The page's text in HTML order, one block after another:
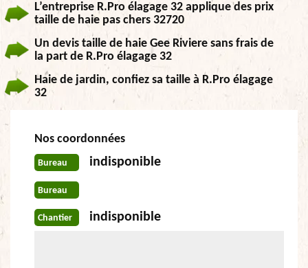
L’entreprise R.Pro élagage 32 applique des prix
taille de haie pas chers 32720
Un devis taille de haie Gee Riviere sans frais de
la part de R.Pro élagage 32
Haie de jardin, confiez sa taille à R.Pro élagage
32
Nos coordonnées
Bureau indisponible
Bureau
Chantier indisponible